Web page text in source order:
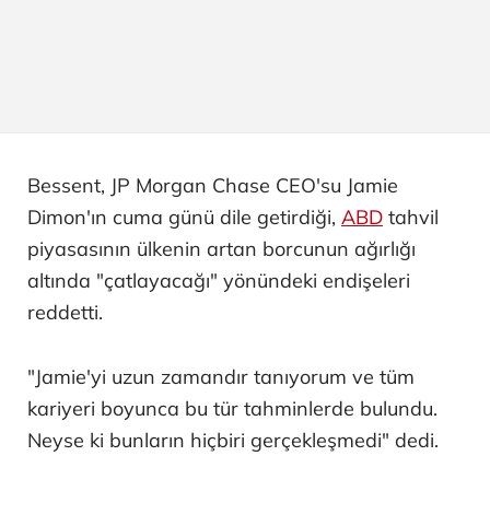
Bessent, JP Morgan Chase CEO'su Jamie
Dimon'ın cuma günü dile getirdiği, ABD tahvil
piyasasının ülkenin artan borcunun ağırlığı
altında "çatlayacağı" yönündeki endişeleri
reddetti.
"Jamie'yi uzun zamandır tanıyorum ve tüm
kariyeri boyunca bu tür tahminlerde bulundu.
Neyse ki bunların hiçbiri gerçekleşmedi" dedi.